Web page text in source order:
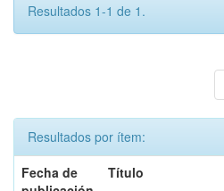
Resultados 1-1 de 1.
Resultados por ítem:
Fecha de
Título